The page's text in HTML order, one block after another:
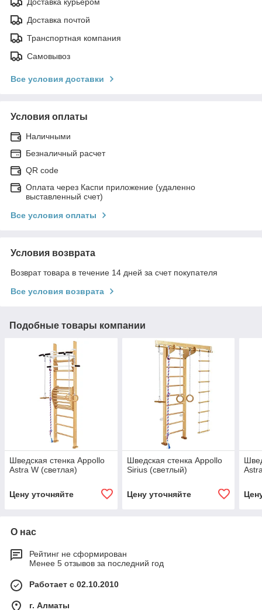
Доставка почтой
Транспортная компания
Самовывоз
Все условия доставки
Условия оплаты
Наличными
Безналичный расчет
QR code
Оплата через Каспи приложение (удаленно
выставленный счет)
Все условия оплаты
Условия возврата
Возврат товара в течение 14 дней за счет покупателя
Все условия возврата
Подобные товары компании
Шведская стенка Appollo
Astra W (светлая)
Цену уточняйте
Шведская стенка Appollo
Sirius (светлый)
Цену уточняйте
О нас
Рейтинг не сформирован
Менее 5 отзывов за последний год
Работает с 02.10.2010
г. Алматы